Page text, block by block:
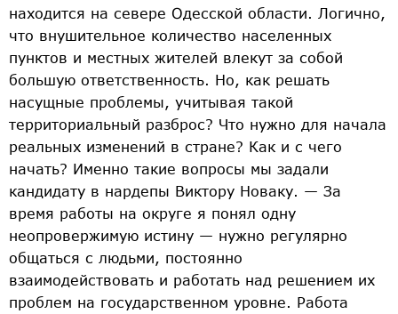
находится на севере Одесской области. Логично,
что внушительное количество населенных
пунктов и местных жителей влекут за собой
большую ответственность. Но, как решать
насущные проблемы, учитывая такой
территориальный разброс? Что нужно для начала
реальных изменений в стране? Как и с чего
начать? Именно такие вопросы мы задали
кандидату в нардепы Виктору Новаку. — За
время работы на округе я понял одну
неопровержимую истину — нужно регулярно
общаться с людьми, постоянно
взаимодействовать и работать над решением их
проблем на государственном уровне. Работа